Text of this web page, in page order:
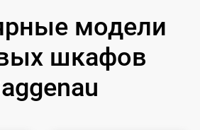
модели
шкафов